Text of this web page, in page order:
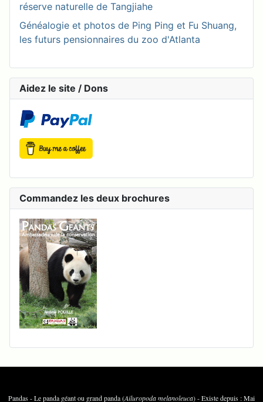
réserve naturelle de Tangjiahe
Généalogie et photos de Ping Ping et Fu Shuang,
les futurs pensionnaires du zoo d'Atlanta
Aidez le site / Dons
Commandez les deux brochures
Pandas - Le panda géant ou grand panda (Ailuropoda melanoleuca) - Existe depuis : Mai